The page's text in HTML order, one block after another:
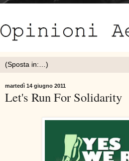
martedì 14 giugno 2011
Let's Run For Solidarity